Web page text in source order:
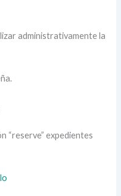
administrativamente la
“reserve” expedientes